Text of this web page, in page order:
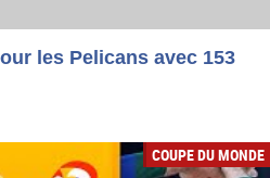
les Pelicans avec 153
COUPE DU MONDE